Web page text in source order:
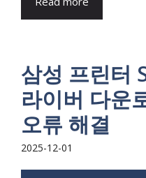
삼성 프린터
라이버 다운
오류 해결
2025-12-01